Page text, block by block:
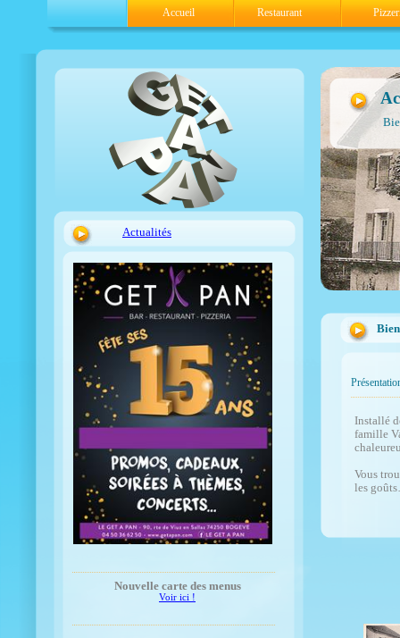
Installé
famille
Vous
les
Actualités
Nouvelle carte des menus
Voir ici !
Accueil Restaurant